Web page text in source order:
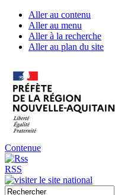
Aller au contenu
Aller au menu
Aller à la recherche
Aller au plan du site
Contenue
RSS